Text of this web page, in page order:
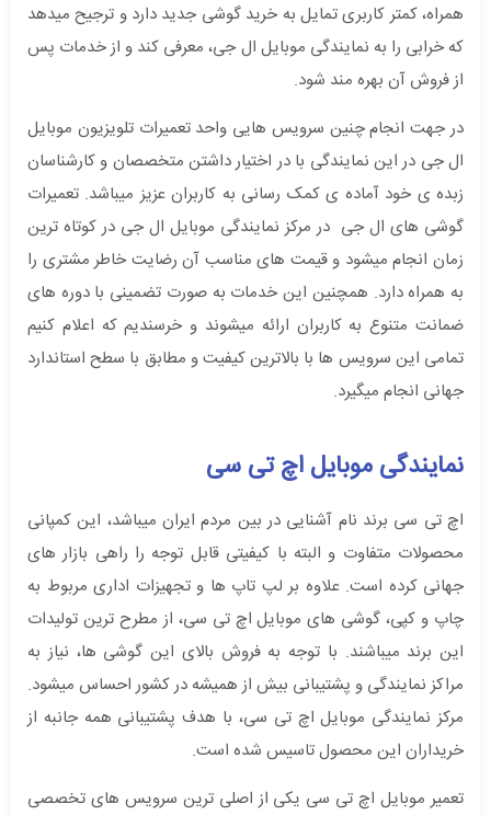
همراه، کمتر کاربری تمایل به خرید گوشی جدید دارد و ترجیح میدهد
که خرابی را به نمایندگی موبایل ال جی، معرفی کند و از خدمات پس
از فروش آن بهره مند شود.
در جهت انجام چنین سرویس هایی واحد تعمیرات تلویزیون موبایل
ال جی در این نمایندگی با در اختیار داشتن متخصصان و کارشناسان
زبده ی خود آماده ی کمک رسانی به کاربران عزیز میباشد. تعمیرات
گوشی های ال جی در مرکز نمایندگی موبایل ال جی در کوتاه ترین
زمان انجام میشود و قیمت های مناسب آن رضایت خاطر مشتری را
به همراه دارد. همچنین این خدمات به صورت تضمینی با دوره های
ضمانت متنوع به کاربران ارائه میشوند و خرسندیم که اعلام کنیم
تمامی این سرویس ها با بالاترین کیفیت و مطابق با سطح استاندارد
جهانی انجام میگیرد.
نمایندگی موبایل اچ تی سی
اچ تی سی برند نام آشنایی در بین مردم ایران میباشد، این کمپانی
محصولات متفاوت و البته با کیفیتی قابل توجه را راهی بازار های
جهانی کرده است. علاوه بر لپ تاپ ها و تجهیزات اداری مربوط به
چاپ و کپی، گوشی های موبایل اچ تی سی، از مطرح ترین تولیدات
این برند میباشند. با توجه به فروش بالای این گوشی ها، نیاز به
مراکز نمایندگی و پشتیبانی بیش از همیشه در کشور احساس میشود.
مرکز نمایندگی موبایل اچ تی سی، با هدف پشتیبانی همه جانبه از
خریداران این محصول تاسیس شده است.
تعمیر موبایل اچ تی سی یکی از اصلی ترین سرویس های تخصصی